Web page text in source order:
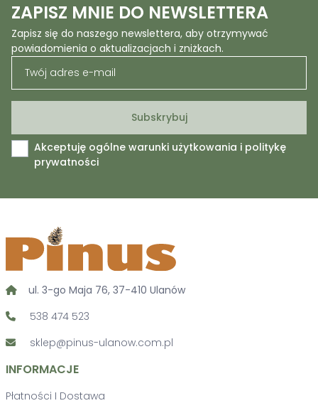
ZAPISZ MNIE DO NEWSLETTERA
Zapisz się do naszego newslettera, aby otrzymywać
powiadomienia o aktualizacjach i zniżkach.
Akceptuję ogólne warunki użytkowania i politykę
prywatności
ul. 3-go Maja 76, 37-410 Ulanów
538 474 523
sklep@pinus-ulanow.com.pl
INFORMACJE
Płatności I Dostawa